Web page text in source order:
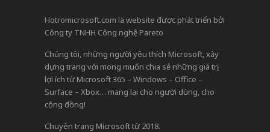
Hotromicrosoft.com là website được phát triển bởi
Công ty TNHH Công nghệ Pareto
Chúng tôi, những người yêu thích Microsoft, xây
dựng trang với mong muốn chia sẻ những giá trị,
lợi ích từ Microsoft 365 – Windows – Office –
Surface – Xbox… mang lại cho người dùng, cho
cộng đồng!
Chuyên trang Microsoft từ 2018.